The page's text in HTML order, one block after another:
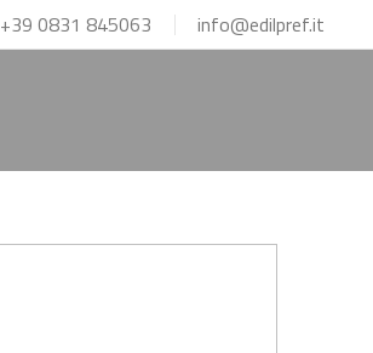
+39 0831 845063 info@edilpref.it